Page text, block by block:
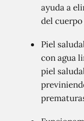
ayuda a
del
Piel
con agua
piel